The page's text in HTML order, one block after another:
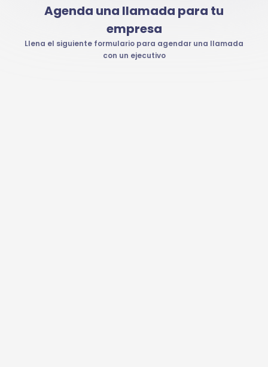
Agenda una llamada para tu
empresa
Llena el siguiente formulario para agendar una llamada
con un ejecutivo